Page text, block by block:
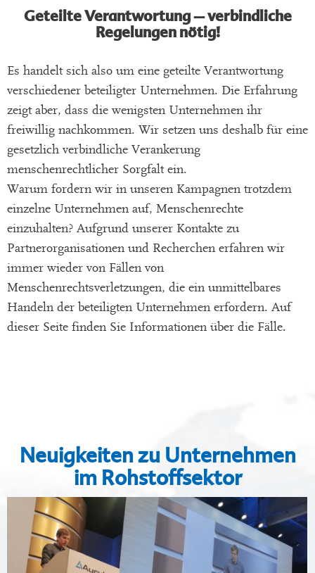
Geteilte Verantwortung – verbindliche
Regelungen nötig!
Es handelt sich also um eine geteilte Verantwortung
verschiedener beteiligter Unternehmen. Die Erfahrung
zeigt aber, dass die wenigsten Unternehmen ihr
freiwillig nachkommen. Wir setzen uns deshalb für eine
gesetzlich verbindliche Verankerung
menschenrechtlicher Sorgfalt ein.
Warum fordern wir in unseren Kampagnen trotzdem
einzelne Unternehmen auf, Menschenrechte
einzuhalten? Aufgrund unserer Kontakte zu
Partnerorganisationen und Recherchen erfahren wir
immer wieder von Fällen von
Menschenrechtsverletzungen, die ein unmittelbares
Handeln der beteiligten Unternehmen erfordern. Auf
dieser Seite finden Sie Informationen über die Fälle.
Neuigkeiten zu Unternehmen
im Rohstoffsektor